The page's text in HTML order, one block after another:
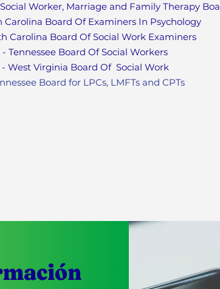
Worker, Marriage and Family Therapy Boa
Carolina Board Of Examiners In Psychology
Carolina Board Of Social Work Examiners
- Tennessee Board Of Social Workers
- West Virginia Board Of Social Work
Board for LPCs, LMFTs and CPTs